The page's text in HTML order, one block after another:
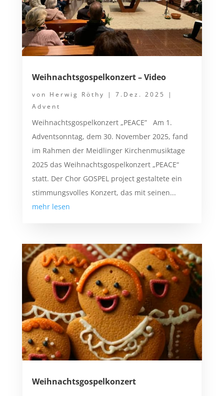
Weihnachtsgospelkonzert – Video
von Herwig Röthy | 7.Dez. 2025
|
Advent
Weihnachtsgospelkonzert „PEACE” Am 1.
Adventsonntag, dem 30. November 2025, fand
im Rahmen der Meidlinger Kirchenmusiktage
2025 das Weihnachtsgospelkonzert „PEACE“
statt. Der Chor GOSPEL project gestaltete ein
stimmungsvolles Konzert, das mit seinen...
mehr lesen
Weihnachtsgospelkonzert